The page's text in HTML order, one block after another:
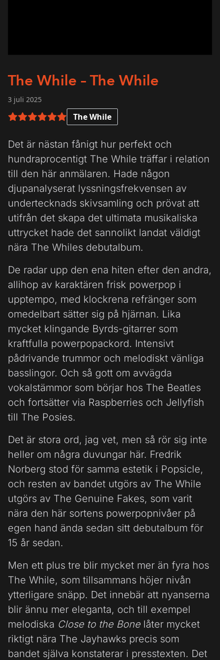
The While – The While
3 juli 2025
6 av 6 i betyg The While
Det är nästan fånigt hur perfekt och
hundraprocentigt The While träffar i relation
till den här anmälaren. Hade någon
djupanalyserat lyssningsfrekvensen av
undertecknads skivsamling och prövat att
utifrån det skapa det ultimata musikaliska
uttrycket hade det sannolikt landat väldigt
nära The Whiles debutalbum.
De radar upp den ena hiten efter den andra,
allihop av karaktären frisk powerpop i
upptempo, med klockrena refränger som
omedelbart sätter sig på hjärnan. Lika
mycket klingande Byrds-gitarrer som
kraftfulla powerpopackord. Intensivt
pådrivande trummor och melodiskt vänliga
basslingor. Och så gott om avvägda
vokalstämmor som börjar hos The Beatles
och fortsätter via Raspberries och Jellyfish
till The Posies.
Det är stora ord, jag vet, men så rör sig inte
heller om några duvungar här. Fredrik
Norberg stod för samma estetik i Popsicle,
och resten av bandet utgörs av The While
utgörs av The Genuine Fakes, som varit
nära den här sortens powerpopnivåer på
egen hand ända sedan sitt debutalbum för
15 år sedan.
Men ett plus tre blir mycket mer än fyra hos
The While, som tillsammans höjer nivån
ytterligare snäpp. Det innebär att nyanserna
blir ännu mer eleganta, och till exempel
melodiska Close to the Bone låter mycket
riktigt nära The Jayhawks precis som
bandet själva konstaterar i presstexten. Det